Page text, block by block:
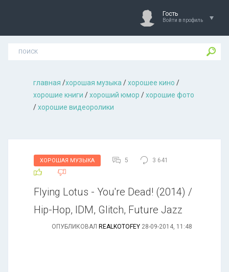
Гость
Войти в профиль
главная /хорошая музыкa /хорошее кино /
хорошие книги /хороший юмор /хорошие фото
/хорошие видеоролики
ХОРОШАЯ МУЗЫКА 5 3 641
Flying Lotus - You're Dead! (2014) /
Hip-Hop, IDM, Glitch, Future Jazz
ОПУБЛИКОВАЛ REALKOTOFEY 28-09-2014, 11:48